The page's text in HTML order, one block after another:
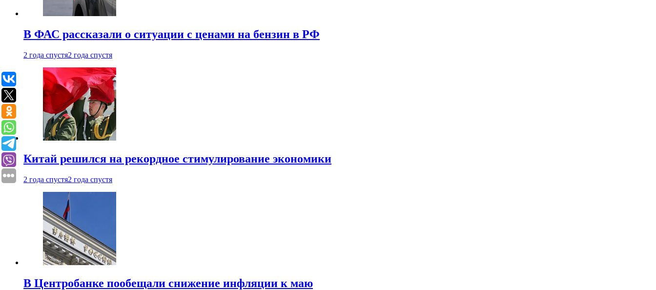
В ФАС рассказали о ситуации с ценами на бензин в РФ
2 года спустя2 года спустя
Китай решился на рекордное стимулирование экономики
2 года спустя2 года спустя
В Центробанке пообещали снижение инфляции к маю